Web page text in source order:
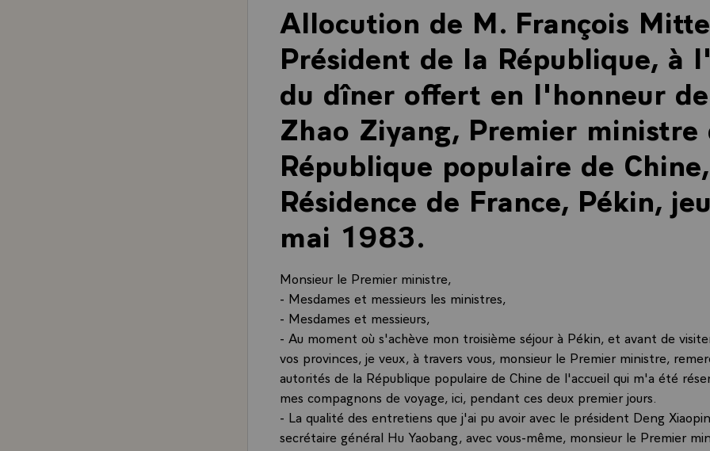
Allocution de M. François
Président de la République, à
du dîner offert en l'honneur
Zhao Ziyang, Premier ministre
République populaire de
Résidence de France, Pékin,
mai 1983.
Monsieur le Premier ministre,
- Mesdames et messieurs les ministres,
- Mesdames et messieurs,
- Au moment où s'achève mon troisième séjour à Pékin, et avant de
vos provinces, je veux, à travers vous, monsieur le Premier ministre,
autorités de la République populaire de Chine de l'accueil qui m'a été
mes compagnons de voyage, ici, pendant ces deux premier jours.
- La qualité des entretiens que j'ai pu avoir avec le président Deng
secrétaire général Hu Yaobang, avec vous-même, monsieur le Premier